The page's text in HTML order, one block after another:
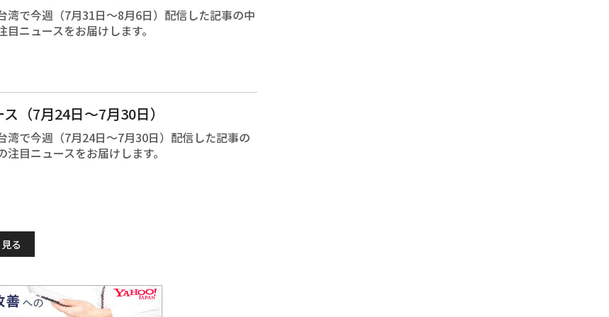
湾で今週（7月31日～8月6日）配信した記事の中
ニュースをお届けします。
（7月24日～7月30日）
湾で今週（7月24日～7月30日）配信した記事の
目ニュースをお届けします。
る